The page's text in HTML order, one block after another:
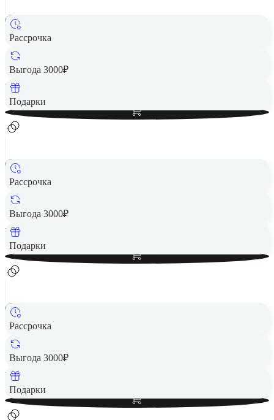
Рассрочка
Выгода 3000₽
Подарки
2 490 ₽
Вернем до
Рассрочка
Выгода 3000₽
Подарки
2 490 ₽
Вернем до
Рассрочка
Выгода 3000₽
Подарки
Беспроводная акустика JBL GO 4 белый
2 490 ₽
Вернем до